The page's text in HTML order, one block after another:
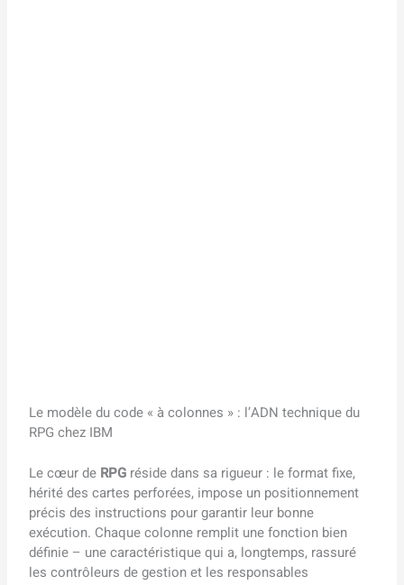
Le modèle du code « à colonnes » : l’ADN technique du
RPG chez IBM
Le cœur de RPG réside dans sa rigueur : le format fixe,
hérité des cartes perforées, impose un positionnement
précis des instructions pour garantir leur bonne
exécution. Chaque colonne remplit une fonction bien
définie – une caractéristique qui a, longtemps, rassuré
les contrôleurs de gestion et les responsables